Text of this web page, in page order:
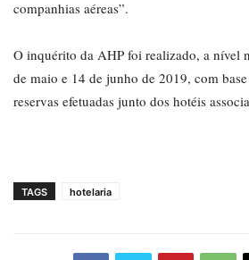
companhias aéreas”.
O inquérito da AHP foi realizado, a nível
de maio e 14 de junho de 2019, com
reservas efetuadas junto dos hotéis
TAGS hotelaria